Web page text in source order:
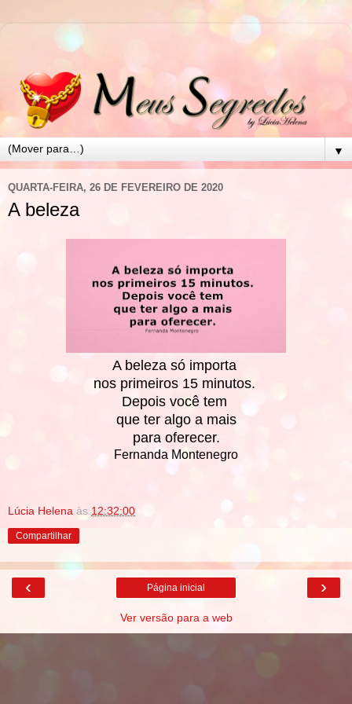
▼
QUARTA-FEIRA, 26 DE FEVEREIRO DE 2020
A beleza
A beleza só importa
nos primeiros 15 minutos.
Depois você tem
que ter algo a mais
para oferecer.
Fernanda Montenegro
Lúcia Helena às 12:32:00
Compartilhar
‹ ›
Página inicial
Ver versão para a web